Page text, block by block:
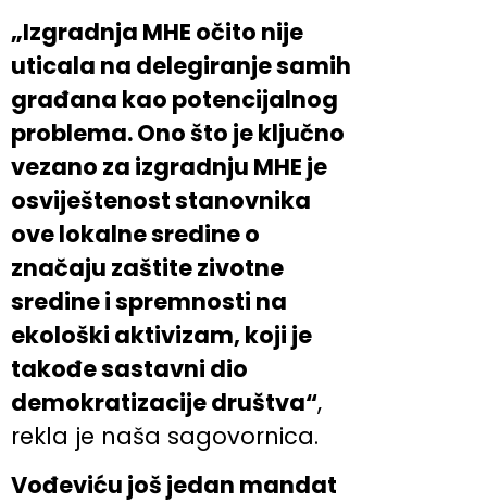
„Izgradnja MHE očito nije
uticala na delegiranje samih
građana kao potencijalnog
problema. Ono što je ključno
vezano za izgradnju MHE je
osviještenost stanovnika
ove lokalne sredine o
značaju zaštite zivotne
sredine i spremnosti na
ekološki aktivizam, koji je
takođe sastavni dio
demokratizacije društva“,
rekla je naša sagovornica.
Vođeviću još jedan mandat